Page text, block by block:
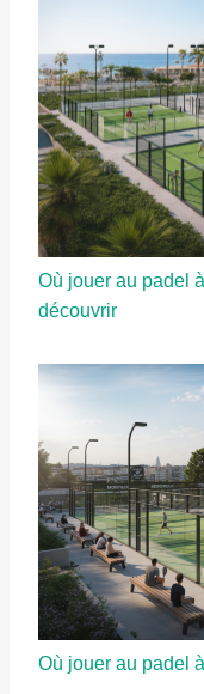
Où jouer au padel
découvrir
Où jouer au padel